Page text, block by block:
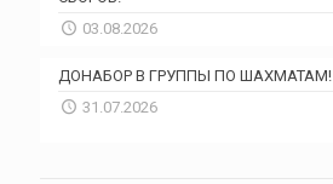
03.08.2026
ДОНАБОР В ГРУППЫ ПО ШАХМАТАМ!
31.07.2026